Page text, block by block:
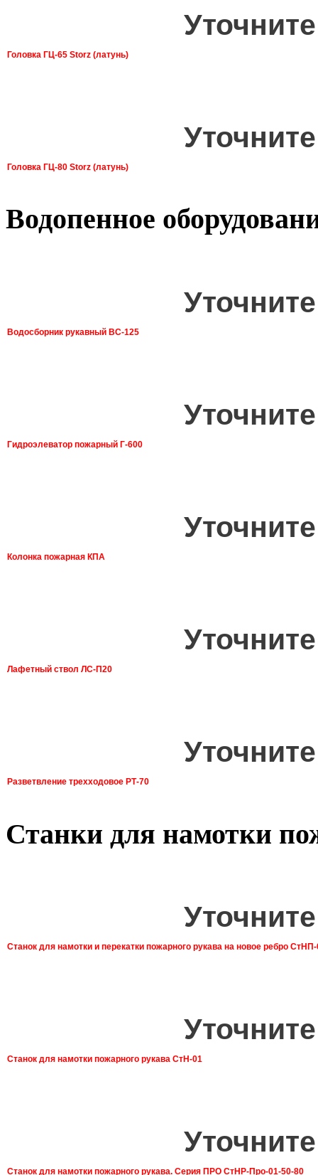
Головка ГЦ-65 Storz (латунь)
Головка ГЦ-80 Storz (латунь)
Водопенное
Водосборник рукавный ВС-125
Гидроэлеватор пожарный Г-600
Колонка пожарная КПА
Лафетный ствол ЛС-П20
Разветвление трехходовое РТ-70
Станки для намотки
Станок для намотки и перекатки пожарного рукава на новое ребро
Станок для намотки пожарного рукава СтН-01
Станок для намотки пожарного рукава. Серия ПРО СтНР-Про-01-50-80